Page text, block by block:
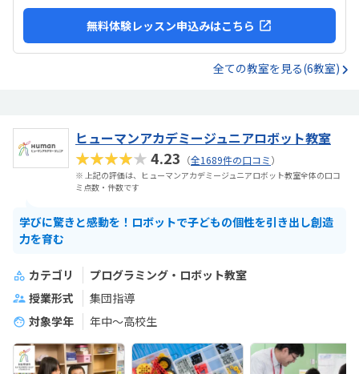
無料体験レッスン申込みはこちら
全ての教室を見る(6教室)
ヒューマンアカデミージュニアロボット教室
★★★★★4.23 （全1689件の口コミ）
※ 上記の評価は、ヒューマンアカデミージュニアロボット教室全体の口コ
ミ点数・件数です
学びに驚きと感動を！ロボットで子どもの個性を引き出し創造
力を育む
カテゴリ
プログラミング・ロボット教室
授業形式
集団指導
対象学年
年中～高校生